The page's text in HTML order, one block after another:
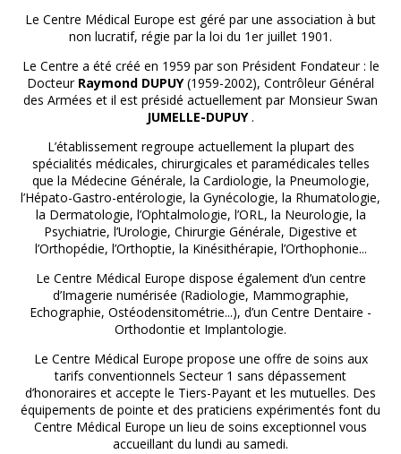
Le Centre Médical Europe est géré par une association à but
non lucratif, régie par la loi du 1er juillet 1901.
Le Centre a été créé en 1959 par son Président Fondateur : le
Docteur Raymond DUPUY(1959-2002), Contrôleur Général
des Armées et il est présidé actuellement par Monsieur Swan
JUMELLE-DUPUY .
L’établissement regroupe actuellement la plupart des
spécialités médicales, chirurgicales et paramédicales telles
que la Médecine Générale, la Cardiologie, la Pneumologie,
l’Hépato-Gastro-entérologie, la Gynécologie, la Rhumatologie,
la Dermatologie, l’Ophtalmologie, l’ORL, la Neurologie, la
Psychiatrie, l’Urologie, Chirurgie Générale, Digestive et
l’Orthopédie, l’Orthoptie, la Kinésithérapie, l’Orthophonie...
Le Centre Médical Europe dispose également d’un centre
d’Imagerie numérisée (Radiologie, Mammographie,
Echographie, Ostéodensitométrie...), d’un Centre Dentaire -
Orthodontie et Implantologie.
Le Centre Médical Europe propose une offre de soins aux
tarifs conventionnels Secteur 1 sans dépassement
d’honoraires et accepte le Tiers-Payant et les mutuelles. Des
équipements de pointe et des praticiens expérimentés font du
Centre Médical Europe un lieu de soins exceptionnel vous
accueillant du lundi au samedi.